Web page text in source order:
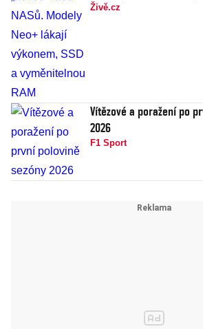
Živě.cz
Vítězové a poražení po
2026
F1 Sport